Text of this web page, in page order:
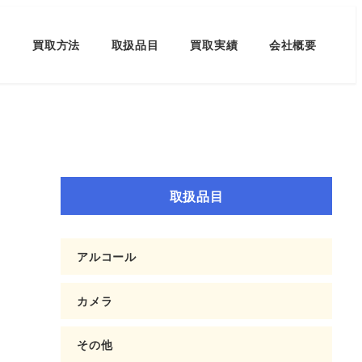
買取方法 取扱品目 買取実績 会社概要
取扱品目
アルコール
カメラ
その他